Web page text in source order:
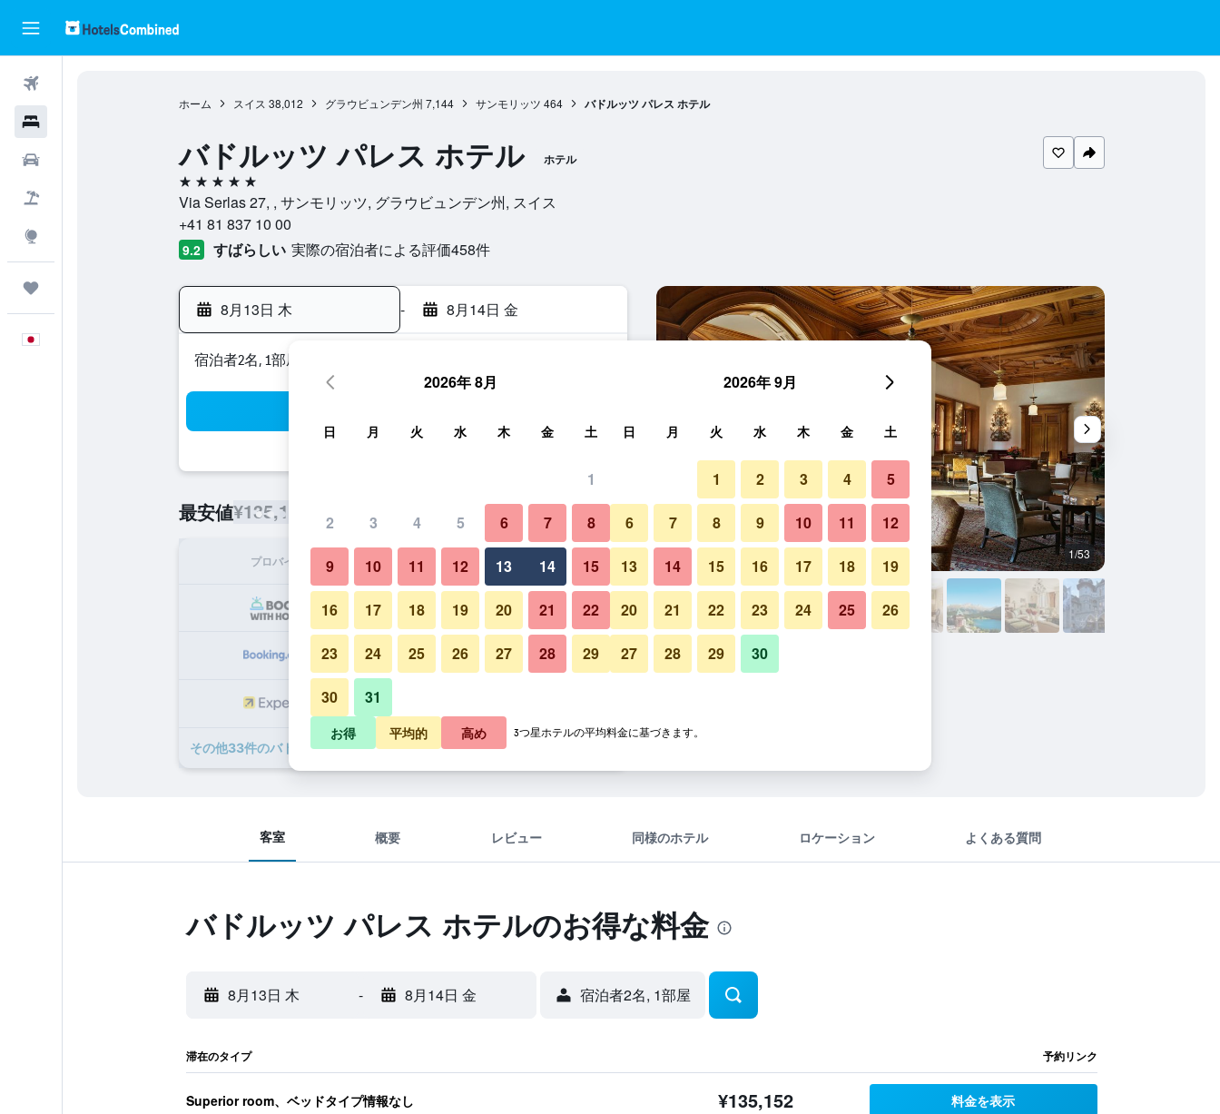
ホーム スイス 38,012 グラウビュンデン州 7,144 サンモリッツ 464 バドルッツ パレス ホテル
バドルッツ パレス ホテル ホテル
5つ星
Via Serlas 27, , サンモリッツ, グラウビュンデン州, スイス
+41 81 837 10 00
9.2 すばらしい 実際の宿泊者による評価458​件
8月13日 木 - 8月14日 金
宿泊者2名, 1​部屋
最安値¥135,152 1泊あたりの宿泊料金の最安値
プロバイダ 1泊あたり合計
¥135,152 プランを見る
¥157,205 プランを見る
​その他33​件のバドルッツ パレス ホテルのオファー
ラウンジ 1/53
バドルッツ パレス ホテルの写真
客室 概要 レビュー 同様のホテル ロケーション よくある質問
バドルッツ パレス ホテルのお得な料金
8月13日 木 - 8月14日 金 宿泊者2名, 1​部屋
滞在のタイプ 予約リンク
Superior room、ベッドタイプ情報なし ¥135,152 料金を表示
2026年 8月
日 月 火 水 木 金 土
1
2 3 4 5 6 7 8
9 10 11 12 13 14 15
16 17 18 19 20 21 22
23 24 25 26 27 28 29
30 31
2026年 9月
日 月 火 水 木 金 土
1 2 3 4 5
6 7 8 9 10 11 12
13 14 15 16 17 18 19
20 21 22 23 24 25 26
27 28 29 30
お得 平均的 高め 3つ星ホテルの平均料金に基づきます。